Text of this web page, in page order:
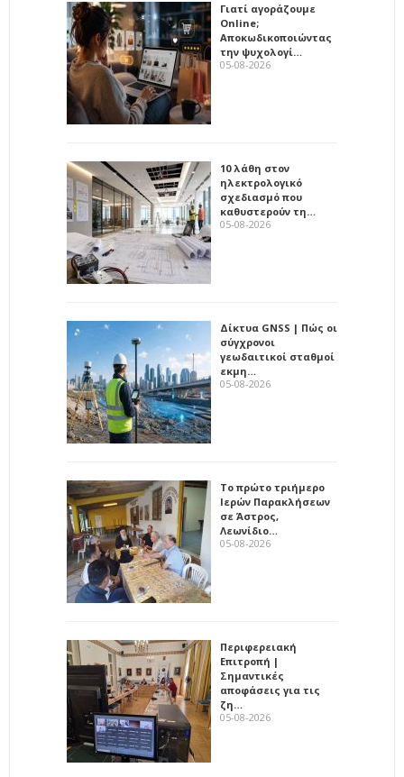
Γιατί αγοράζουμε
Online;
Αποκωδικοποιώντας
την ψυχολογί…
05-08-2026
10 λάθη στον
ηλεκτρολογικό
σχεδιασμό που
καθυστερούν τη…
05-08-2026
Δίκτυα GNSS | Πώς οι
σύγχρονοι
γεωδαιτικοί σταθμοί
εκμη…
05-08-2026
Το πρώτο τριήμερο
Ιερών Παρακλήσεων
σε Άστρος,
Λεωνίδιο…
05-08-2026
Περιφερειακή
Επιτροπή |
Σημαντικές
αποφάσεις για τις
ζη…
05-08-2026